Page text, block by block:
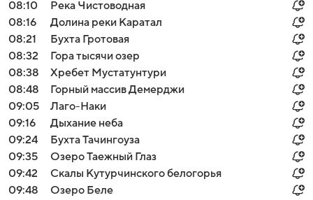
08:10
Река Чистоводная
08:16
Долина реки Каратал
08:21
Бухта Гротовая
08:32
Гора тысячи озер
08:38
Хребет Мустатунтури
08:48
Горный массив Демерджи
09:05
Лаго-Наки
09:16
Дыхание неба
09:24
Бухта Тачингоуза
09:35
Озеро Таежный Глаз
09:42
Скалы Кутурчинского белогорья
09:48
Озеро Беле